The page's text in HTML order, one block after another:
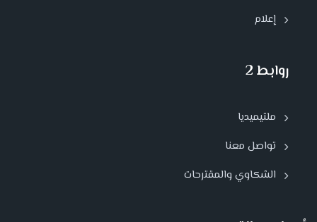
إعلام
روابط 2
ملتيميديا
تواصل معنا
الشكاوي والمقترحات